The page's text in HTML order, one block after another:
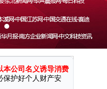
财产损失。现本公司特向
本公司名义诱导消费
保护好个人财产安